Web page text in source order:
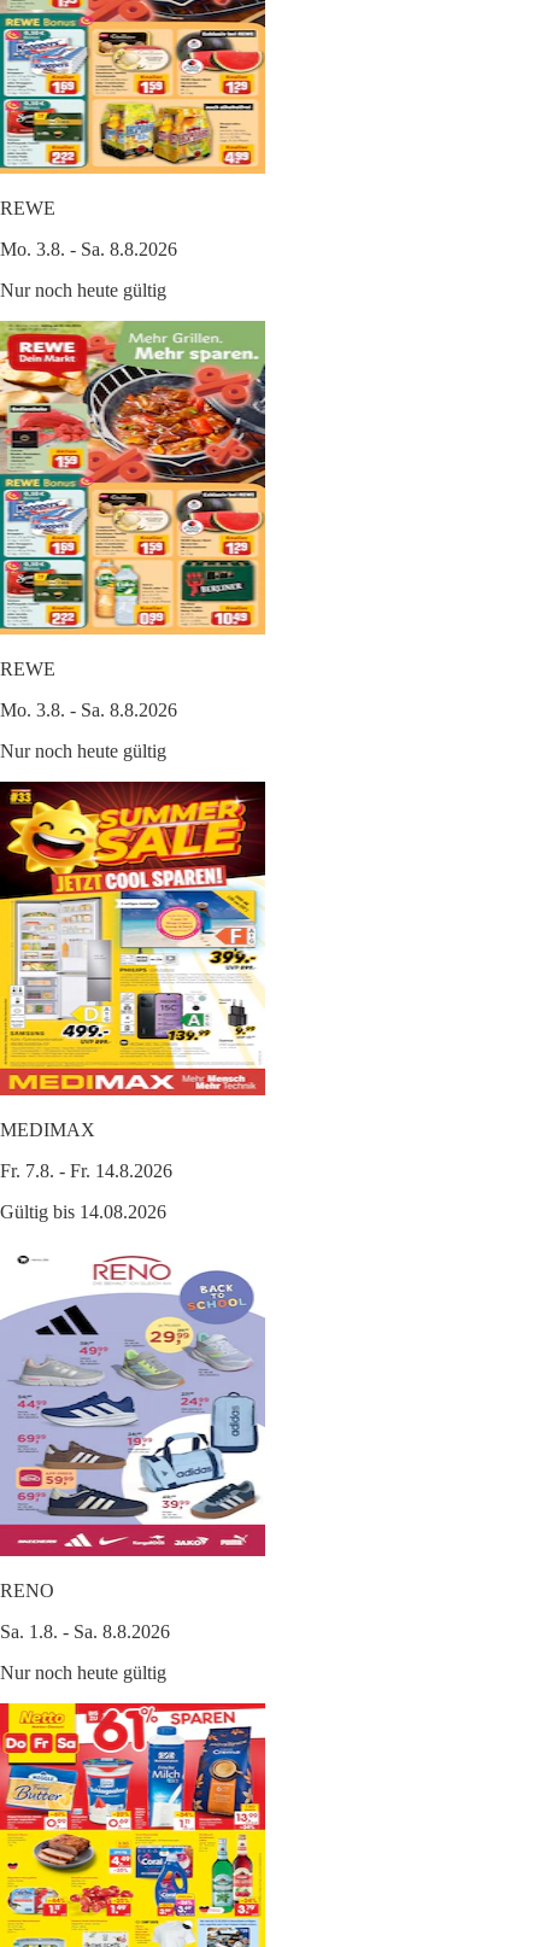
REWE
Mo. 3.8. - Sa. 8.8.2026
Nur noch heute gültig
REWE
Mo. 3.8. - Sa. 8.8.2026
Nur noch heute gültig
MEDIMAX
Fr. 7.8. - Fr. 14.8.2026
Gültig bis 14.08.2026
RENO
Sa. 1.8. - Sa. 8.8.2026
Nur noch heute gültig